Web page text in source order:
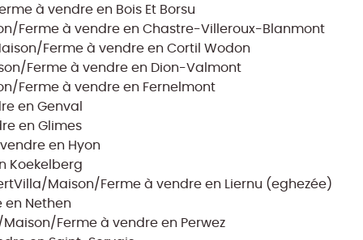
à vendre en Bois Et Borsu
Ferme à vendre en Chastre-Villeroux-Blanmont
Ferme à vendre en Cortil Wodon
Ferme à vendre en Dion-Valmont
Ferme à vendre en Fernelmont
en Genval
en Glimes
en Hyon
Koekelberg
Villa/Maison/Ferme à vendre en Liernu (eghezée)
Nethen
Ferme à vendre en Perwez